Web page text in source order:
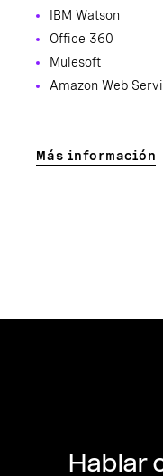
IBM Watson
Office 360
Mulesoft
Amazon Web
Más información
Hablar